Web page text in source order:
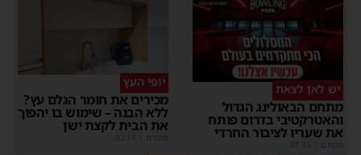
יש לאן לצאת
מתחם הבאולינג הגדול
והאטרקטיבי בדרום פותח
את שעריו לציבור החרדי
מקודם
יופי העץ
מכירים את חומר הגלם עץ?
ללא הבנה – שימוש בו יהפוך
את הבית לקצת ישן
מקודם